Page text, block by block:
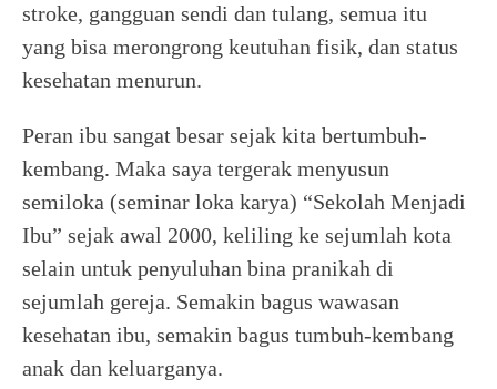
stroke, gangguan sendi dan tulang, semua itu
yang bisa merongrong keutuhan fisik, dan status
kesehatan menurun.
Peran ibu sangat besar sejak kita bertumbuh-
kembang. Maka saya tergerak menyusun
semiloka (seminar loka karya) “Sekolah Menjadi
Ibu” sejak awal 2000, keliling ke sejumlah kota
selain untuk penyuluhan bina pranikah di
sejumlah gereja. Semakin bagus wawasan
kesehatan ibu, semakin bagus tumbuh-kembang
anak dan keluarganya.